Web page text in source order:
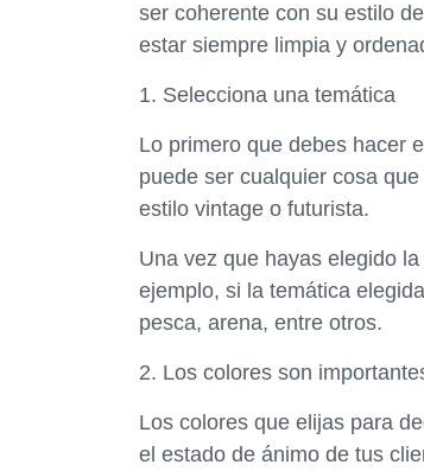
ser coherente con su estilo
estar siempre limpia y
1. Selecciona una temática
Lo primero que debes hacer
puede ser cualquier cosa
estilo vintage o futurista.
Una vez que hayas elegido
ejemplo, si la temática
pesca, arena, entre otros.
2. Los colores son
Los colores que elijas para
el estado de ánimo de tus